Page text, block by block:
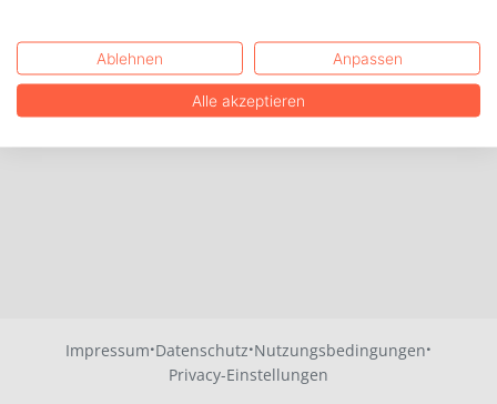
Impressum·Datenschutz·Nutzungsbedingungen·
Privacy-Einstellungen
Ablehnen Anpassen
Alle akzeptieren